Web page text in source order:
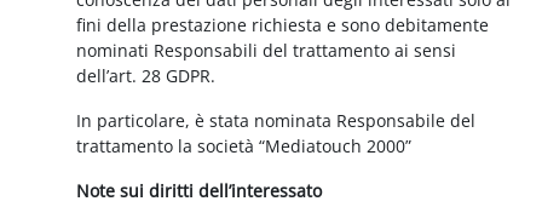
fini della prestazione richiesta e sono debitamente
nominati Responsabili del trattamento ai sensi
dell’art. 28 GDPR.
In particolare, è stata nominata Responsabile del
trattamento la società “Mediatouch 2000”
Note sui diritti dell’interessato